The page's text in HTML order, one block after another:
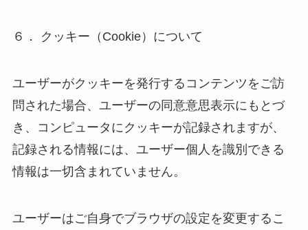
６． クッキー（Cookie）について
ユーザーがクッキーを発行するコンテンツをご訪
問された場合、ユーザーの同意意思表示にもとづ
き、コンピュータにクッキーが記録されますが、
記録される情報には、ユーザー個人を識別できる
情報は一切含まれていません。
ユーザーはご自身でブラウザの設定を変更するこ